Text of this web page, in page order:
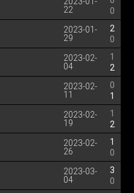
22
0
2023-01-
29
2
0
2023-02-
04
1
2
2023-02-
11
0
1
2023-02-
19
1
2
2023-02-
26
1
0
2023-03-
04
3
0